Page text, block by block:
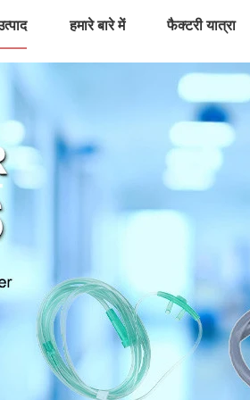
हमारे बारे में फैक्टरी यात्रा